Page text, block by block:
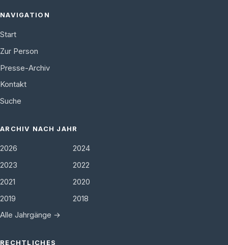
NAVIGATION
Start
Zur Person
Presse-Archiv
Kontakt
Suche
ARCHIV NACH JAHR
2026
2024
2023
2022
2021
2020
2019
2018
Alle Jahrgänge →
RECHTLICHES